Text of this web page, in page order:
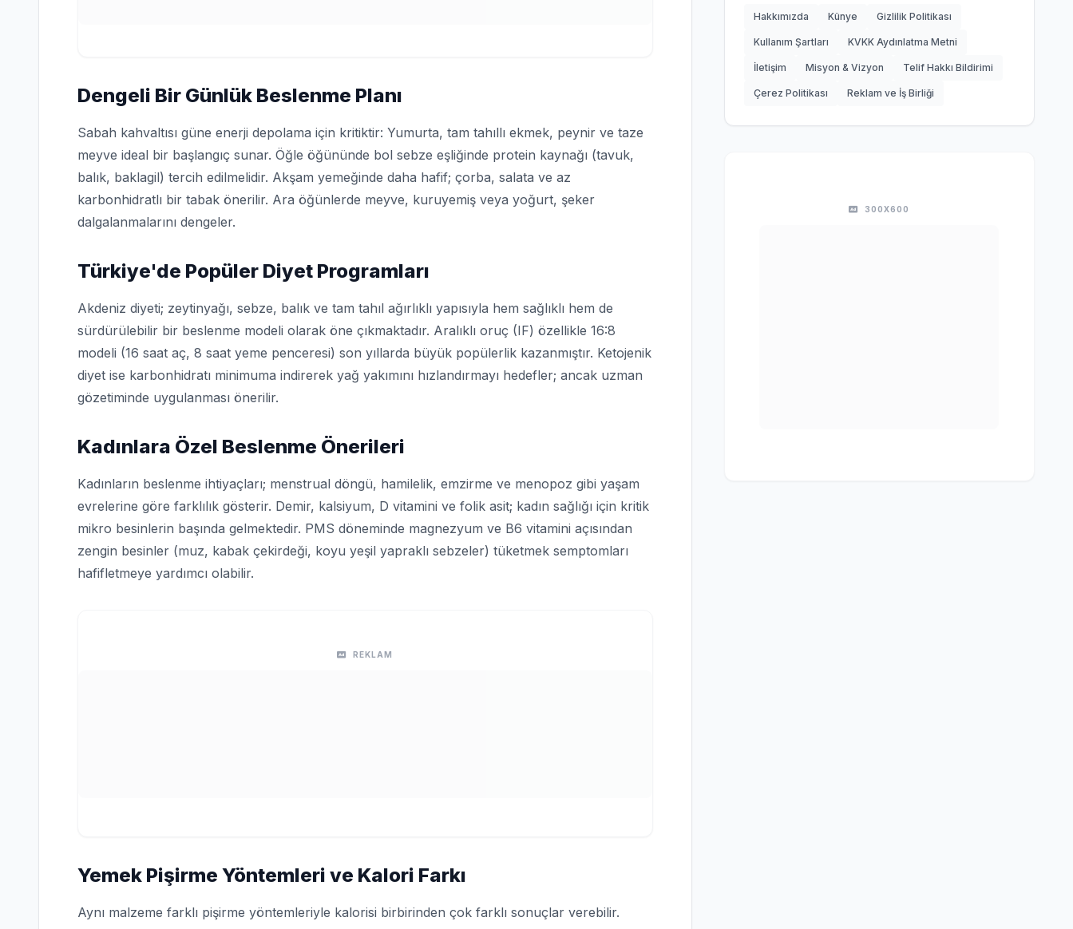
Dengeli Bir Günlük Beslenme Planı
Sabah kahvaltısı güne enerji depolama için kritiktir: Yumurta, tam tahıllı ekmek, peynir ve taze
meyve ideal bir başlangıç sunar. Öğle öğününde bol sebze eşliğinde protein kaynağı (tavuk,
balık, baklagil) tercih edilmelidir. Akşam yemeğinde daha hafif; çorba, salata ve az
karbonhidratlı bir tabak önerilir. Ara öğünlerde meyve, kuruyemiş veya yoğurt, şeker
dalgalanmalarını dengeler.
Türkiye'de Popüler Diyet Programları
Akdeniz diyeti; zeytinyağı, sebze, balık ve tam tahıl ağırlıklı yapısıyla hem sağlıklı hem de
sürdürülebilir bir beslenme modeli olarak öne çıkmaktadır. Aralıklı oruç (IF) özellikle 16:8
modeli (16 saat aç, 8 saat yeme penceresi) son yıllarda büyük popülerlik kazanmıştır. Ketojenik
diyet ise karbonhidratı minimuma indirerek yağ yakımını hızlandırmayı hedefler; ancak uzman
gözetiminde uygulanması önerilir.
Kadınlara Özel Beslenme Önerileri
Kadınların beslenme ihtiyaçları; menstrual döngü, hamilelik, emzirme ve menopoz gibi yaşam
evrelerine göre farklılık gösterir. Demir, kalsiyum, D vitamini ve folik asit; kadın sağlığı için kritik
mikro besinlerin başında gelmektedir. PMS döneminde magnezyum ve B6 vitamini açısından
zengin besinler (muz, kabak çekirdeği, koyu yeşil yapraklı sebzeler) tüketmek semptomları
hafifletmeye yardımcı olabilir.
REKLAM
Yemek Pişirme Yöntemleri ve Kalori Farkı
Aynı malzeme farklı pişirme yöntemleriyle kalorisi birbirinden çok farklı sonuçlar verebilir.
Hakkımızda Künye Gizlilik Politikası
Kullanım Şartları KVKK Aydınlatma Metni
İletişim Misyon & Vizyon Telif Hakkı Bildirimi
Çerez Politikası Reklam ve İş Birliği
300X600